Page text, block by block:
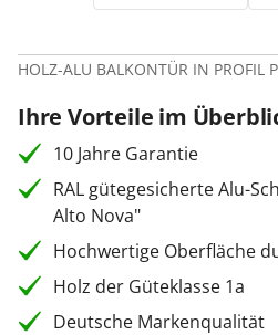
HOLZ-ALU BALKONTÜR IN PROFIL
Ihre Vorteile im
10 Jahre Garantie
RAL gütegesicherte Alu-
Alto Nova"
Hochwertige Oberfläche
Holz der Güteklasse 1a
Deutsche Markenqualität